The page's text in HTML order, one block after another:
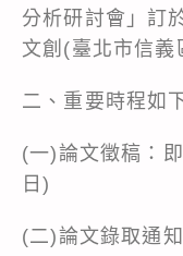
分析研討會」訂
文創(臺北市信義
二、重要時程如
(一)論文徵稿：
日)
(二)論文錄取通